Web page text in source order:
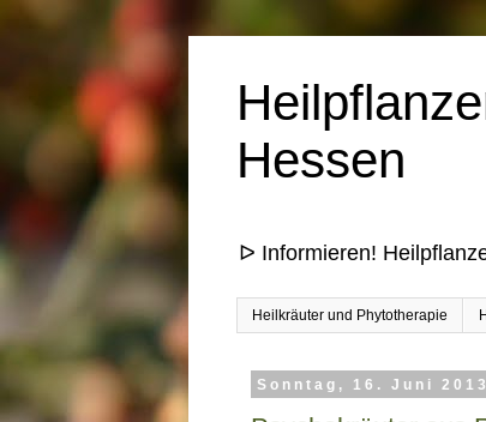
Hessen
ᐅ Informieren!
Heilkräuter und Phytotherapie
Sonntag, 16. Juni 2013